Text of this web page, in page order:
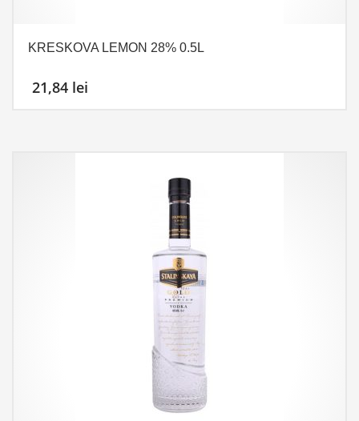
KRESKOVA LEMON 28% 0.5L
21,84 lei